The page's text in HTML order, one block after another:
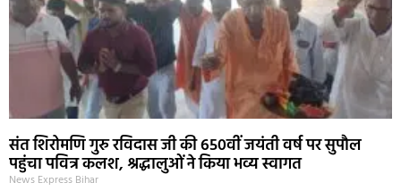
संत शिरोमणि गुरु रविदास जी की 650वीं जयंती वर्ष पर सुपौल
पहुंचा पवित्र कलश, श्रद्धालुओं ने किया भव्य स्वागत
News Express Bihar